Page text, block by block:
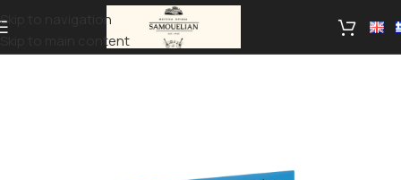
Skip to navigation
Skip to main content